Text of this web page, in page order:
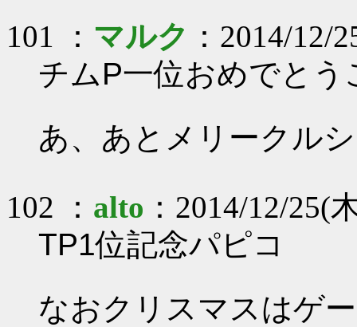
101 ： マルク ：2014/12/
チムP一位おめでとう
あ、あとメリークル
102 ： alto ：2014/12/25(
TP1位記念パピコ
なおクリスマスはゲ